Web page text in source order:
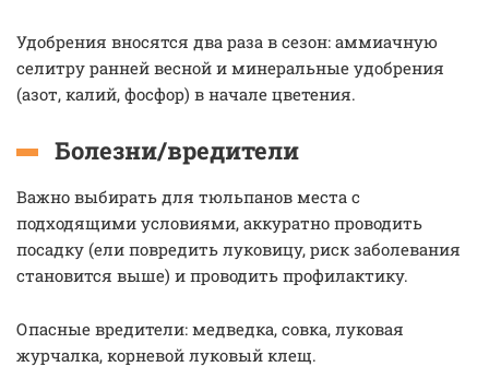
Удобрения вносятся два раза в сезон: аммиачную
селитру ранней весной и минеральные удобрения
(азот, калий, фосфор) в начале цветения.
Болезни/вредители
Важно выбирать для тюльпанов места с
подходящими условиями, аккуратно проводить
посадку (ели повредить луковицу, риск заболевания
становится выше) и проводить профилактику.
Опасные вредители: медведка, совка, луковая
журчалка, корневой луковый клещ.